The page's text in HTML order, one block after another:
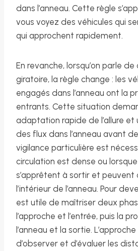
dans l’anneau. Cette règle
vous voyez des véhicules qui
qui approchent rapidement.
En revanche, lorsqu’on parle
giratoire, la règle change : les
engagés dans l’anneau ont la
entrants. Cette situation
adaptation rapide de l’allure et
des flux dans l’anneau avant de
vigilance particulière est
circulation est dense ou
s’apprêtent à sortir et peuvent
l’intérieur de l’anneau. Pour
est utile de maîtriser deux
l’approche et l’entrée, puis la
l’anneau et la sortie.
d’observer et d’évaluer les